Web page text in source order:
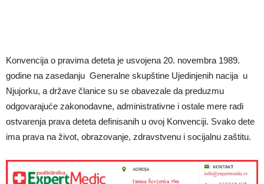
Konvencija o pravima deteta je usvojena 20. novembra 1989.
godine na zasedanju Generalne skupštine Ujedinjenih nacija u
Njujorku, a države članice su se obavezale da preduzmu
odgovarajuće zakonodavne, administrativne i ostale mere radi
ostvarenja prava deteta definisanih u ovoj Konvenciji. Svako dete
ima prava na život, obrazovanje, zdravstvenu i socijalnu zaštitu.